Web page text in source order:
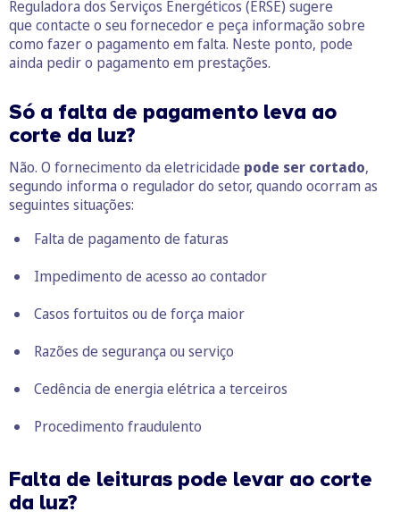
Reguladora dos Serviços Energéticos (ERSE) sugere
que contacte o seu fornecedor e peça informação sobre
como fazer o pagamento em falta. Neste ponto, pode
ainda pedir o pagamento em prestações.
Só a falta de pagamento leva ao
corte da luz?
Não. O fornecimento da eletricidade pode ser cortado,
segundo informa o regulador do setor, quando ocorram as
seguintes situações:
Falta de pagamento de faturas
Impedimento de acesso ao contador
Casos fortuitos ou de força maior
Razões de segurança ou serviço
Cedência de energia elétrica a terceiros
Procedimento fraudulento
Falta de leituras pode levar ao corte
da luz?